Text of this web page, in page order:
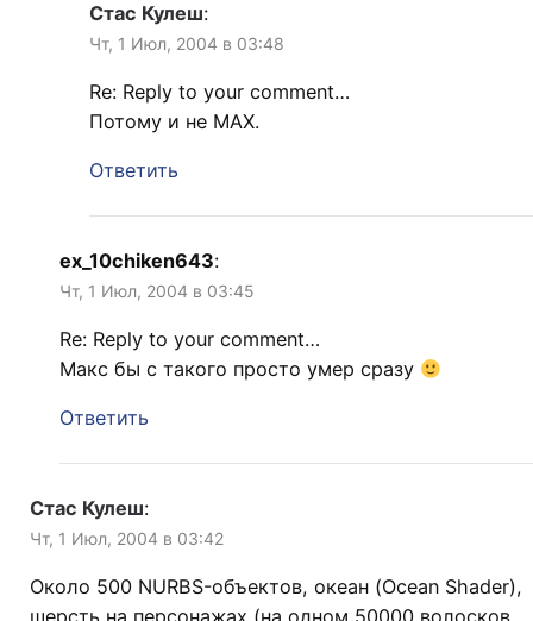
Стас Кулеш:
Чт, 1 Июл, 2004 в 03:48
Re: Reply to your comment…
Потому и не MAX.
Ответить
ex_10chiken643:
Чт, 1 Июл, 2004 в 03:45
Re: Reply to your comment…
Макс бы с такого просто умер сразу
Ответить
Стас Кулеш:
Чт, 1 Июл, 2004 в 03:42
Около 500 NURBS-объектов, океан (Ocean Shader),